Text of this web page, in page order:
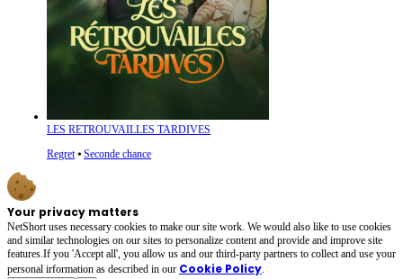
LES RETROUVAILLES TARDIVES
Regret⦁ Seconde chance
Your privacy matters
NetShort uses necessary cookies to make our site work. We would also like to use cookies
and similar technologies on our sites to personalize content and provide and improve site
features.If you 'Accept all', you allow us and our third-party partners to collect and use your
personal irformation as described in our Cookie Policy.